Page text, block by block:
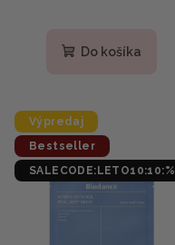
produktu
hviezdičiek.
Do košíka
Výpredaj
Bestseller
SALECODE:LETO10:10:%